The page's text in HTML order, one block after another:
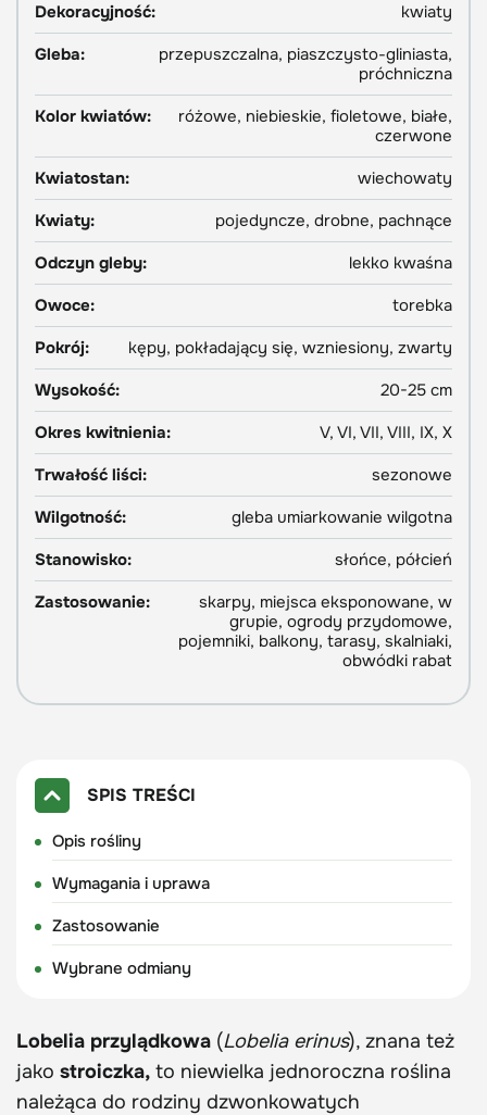
Dekoracyjność:
kwiaty
Gleba:
przepuszczalna, piaszczysto-gliniasta,
próchniczna
Kolor kwiatów:
różowe, niebieskie, fioletowe, białe,
czerwone
Kwiatostan:
wiechowaty
Kwiaty:
pojedyncze, drobne, pachnące
Odczyn gleby:
lekko kwaśna
Owoce:
torebka
Pokrój:
kępy, pokładający się, wzniesiony, zwarty
Wysokość:
20-25 cm
Okres kwitnienia:
V, VI, VII, VIII, IX, X
Trwałość liści:
sezonowe
Wilgotność:
gleba umiarkowanie wilgotna
Stanowisko:
słońce, półcień
Zastosowanie:
skarpy, miejsca eksponowane, w
grupie, ogrody przydomowe,
pojemniki, balkony, tarasy, skalniaki,
obwódki rabat
SPIS TREŚCI
Opis rośliny
Wymagania i uprawa
Zastosowanie
Wybrane odmiany
Lobelia przylądkowa (Lobelia erinus), znana też
jako stroiczka, to niewielka jednoroczna roślina
należąca do rodziny dzwonkowatych